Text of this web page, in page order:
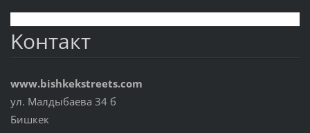
Koнтакт
www.bishkekstreets.com
ул. Малдыбаева 34 б
Бишкек